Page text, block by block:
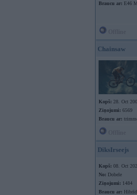
Braucu ar: E46
Chainsaw
Kopš: 28. Oct
Ziņojumi: 6569
Braucu ar:
DiksIrseejs
Kopš: 08. Oct
No: Dobele
Ziņojumi: 1484
Braucu ar: